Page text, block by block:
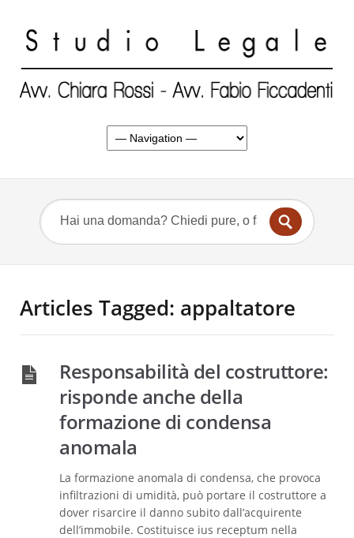
Articles Tagged: appaltatore
Responsabilità del costruttore:
risponde anche della
formazione di condensa
anomala
La formazione anomala di condensa, che provoca
infiltrazioni di umidità, può portare il costruttore a
dover risarcire il danno subito dall’acquirente
dell’immobile. Costituisce ius receptum nella